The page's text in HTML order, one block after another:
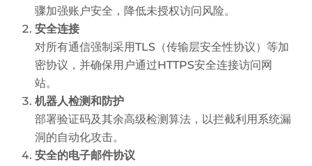
骤加强账户安全，降低未授权访问风险。
安全连接
对所有通信强制采用TLS（传输层安全性协议）等加
密协议，并确保用户通过HTTPS安全连接访问网
站。
机器人检测和防护
部署验证码及其余高级检测算法，以拦截利用系统漏
洞的自动化攻击。
安全的电子邮件协议